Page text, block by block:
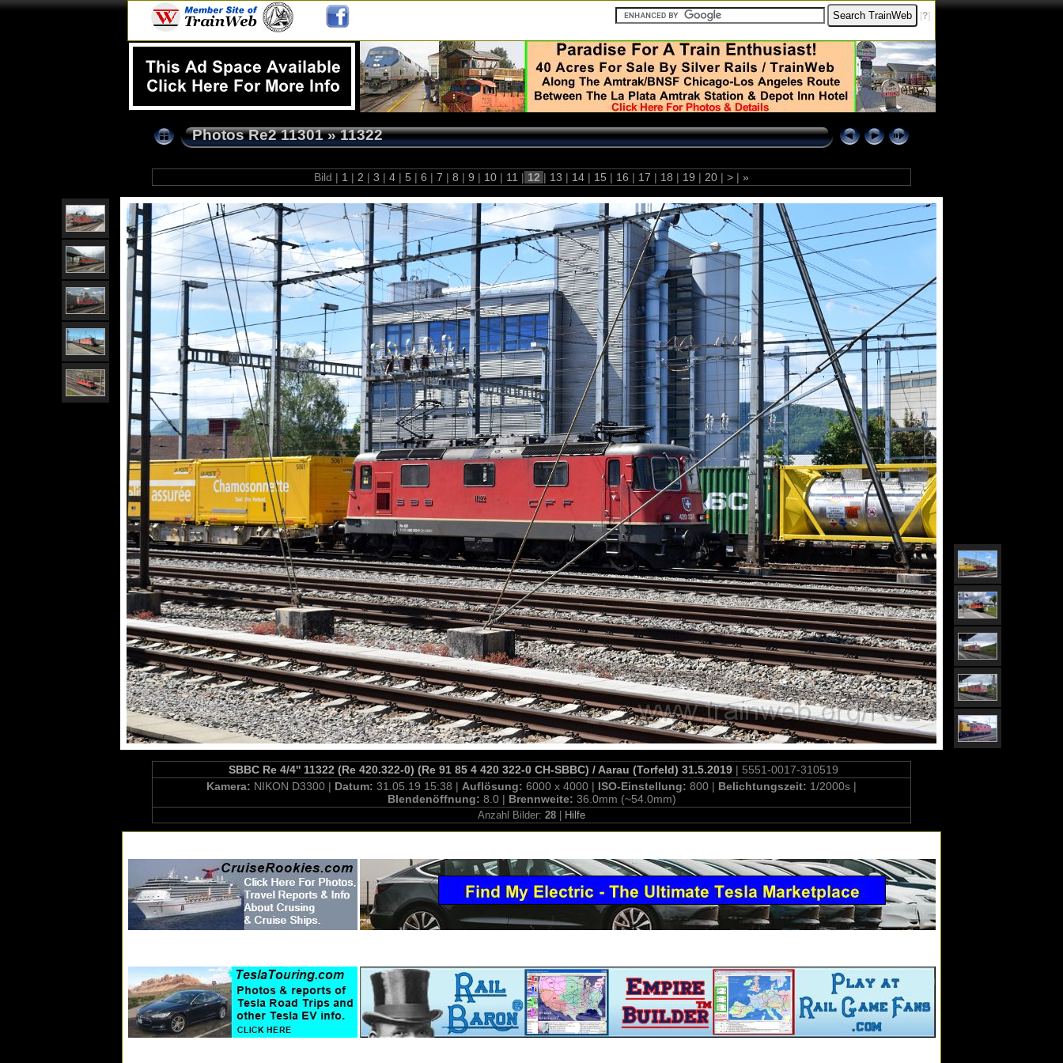
[?]
Photos Re2 11301»11322
Bild | 1 | 2 | 3 | 4 | 5 | 6 | 7 | 8 | 9 | 10 | 11 | 12 | 13 | 14 | 15 | 16 | 17 | 18 | 19 | 20 | > | »
SBBC Re 4/4'' 11322 (Re 420.322-0) (Re 91 85 4 420 322-0 CH-SBBC) / Aarau (Torfeld) 31.5.2019| 5551-0017-310519
Kamera: NIKON D3300 | Datum: 31.05.19 15:38 | Auflösung: 6000 x 4000 | ISO-Einstellung: 800 | Belichtungszeit: 1/2000s |
Blendenöffnung: 8.0 | Brennweite: 36.0mm (~54.0mm)
Anzahl Bilder: 28 Hilfe